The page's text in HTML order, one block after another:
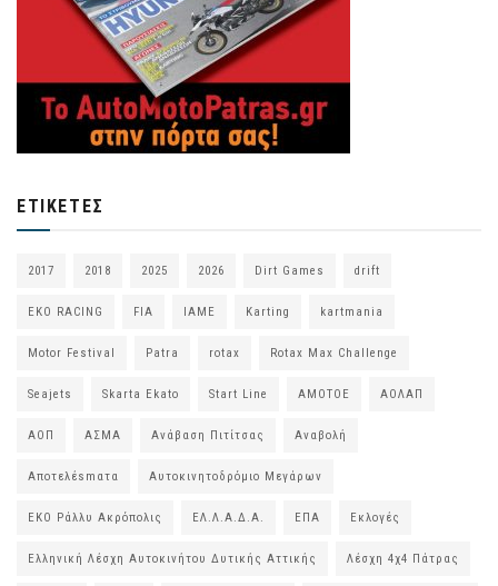
ΕΤΙΚΈΤΕΣ
2017 2018 2025 2026 Dirt Games drift
EKO RACING FIA IAME Karting kartmania
Motor Festival Patra rotax Rotax Max Challenge
Seajets Skarta Ekato Start Line ΑΜΟΤΟΕ ΑΟΛΑΠ
ΑΟΠ ΑΣΜΑ Ανάβαση Πιτίτσας Αναβολή
Αποτελέsmατα Αυτοκινητοδρόμιο Μεγάρων
ΕΚΟ Ράλλυ Ακρόπολις ΕΛ.Λ.Α.Δ.Α. ΕΠΑ Εκλογές
Ελληνική Λέσχη Αυτοκινήτου Δυτικής Αττικής Λέσχη 4χ4 Πάτρας